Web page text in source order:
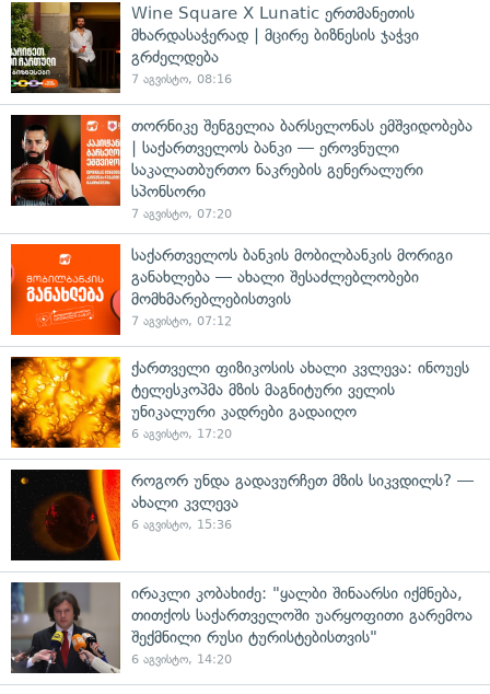
Wine Square X Lunatic ერთმანეთის
მხარდასაჭერად | მცირე ბიზნესის ჯაჭვი
გრძელდება
7 აგვისტო, 08:16
თორნიკე შენგელია ბარსელონას ემშვიდობება
| საქართველოს ბანკი — ეროვნული
საკალათბურთო ნაკრების გენერალური
სპონსორი
7 აგვისტო, 07:20
საქართველოს ბანკის მობილბანკის მორიგი
განახლება — ახალი შესაძლებლობები
მომხმარებლებისთვის
7 აგვისტო, 07:12
ქართველი ფიზიკოსის ახალი კვლევა: ინოუეს
ტელესკოპმა მზის მაგნიტური ველის
უნიკალური კადრები გადაიღო
6 აგვისტო, 17:20
როგორ უნდა გადავურჩეთ მზის სიკვდილს? —
ახალი კვლევა
6 აგვისტო, 15:36
ირაკლი კობახიძე: "ყალბი შინაარსი იქმნება,
თითქოს საქართველოში უარყოფითი გარემოა
შექმნილი რუსი ტურისტებისთვის"
6 აგვისტო, 14:20